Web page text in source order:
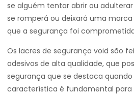
se alguém tentar abrir ou
se romperá ou deixará uma
que a segurança foi
Os lacres de segurança void são
adesivos de alta qualidade, que
segurança que se destaca quando
característica é fundamental para